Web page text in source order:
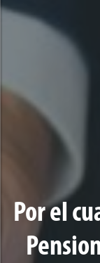
Por el